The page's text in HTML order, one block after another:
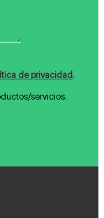
de privacidad .
servicios.